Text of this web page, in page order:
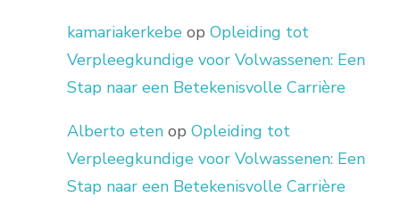
kamariakerkebe op Opleiding tot
Verpleegkundige voor Volwassenen: Een
Stap naar een Betekenisvolle Carrière
Alberto eten op Opleiding tot
Verpleegkundige voor Volwassenen: Een
Stap naar een Betekenisvolle Carrière